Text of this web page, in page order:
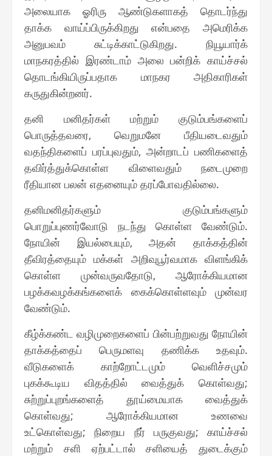
அலையாக ஓரிரு ஆண்டுகளாகத் தொடர்ந்து
தாக்க வாய்ப்பிருக்கிறது என்பதை அமெரிக்க
அனுபவம் சுட்டிக்காட்டுகிறது. நியூயார்க்
மாநகரத்தில் இரண்டாம் அலை பன்றிக் காய்ச்சல்
தொடங்கியிருப்பதாக மாநகர அதிகாரிகள்
கருதுகின்றனர்.
தனி மனிதர்கள் மற்றும் குடும்பங்களைப்
பொருத்தவரை, வெறுமனே பீதியடைவதும்
வதந்திகளைப் பரப்புவதும், அன்றாடப் பணிகளைத்
தவிர்த்துக்கொள்ள விளைவதும் நடைமுறை
ரீதியான பலன் எதனையும் தரப்போவதில்லை.
தனிமனிதர்களும் குடும்பங்களும்
பொறுப்புணர்வோடு நடந்து கொள்ள வேண்டும்.
நோயின் இயல்பையும், அதன் தாக்கத்தின்
தீவிரத்தையும் மக்கள் அறிவுபூர்வமாக விளங்கிக்
கொள்ள முன்வருவதோடு, ஆரோக்கியமான
பழக்கவழக்கங்களைக் கைக்கொள்ளவும் முன்வர
வேண்டும்.
கீழ்க்கண்ட வழிமுறைகளைப் பின்பற்றுவது நோயின்
தாக்கத்தைப் பெருமளவு தணிக்க உதவும்.
வீடுகளைக் காற்றோட்டமும் வெளிச்சமும்
புகக்கூடிய விதத்தில் வைத்துக் கொள்வது;
சுற்றுப்புறங்களைத் தூய்மையாக வைத்துக்
கொள்வது; ஆரோக்கியமான உணவை
உட்கொள்வது; நிறைய நீர் பருகுவது; காய்ச்சல்
மற்றும் சளி ஏற்பட்டால் சளியைத் துடைக்கும்